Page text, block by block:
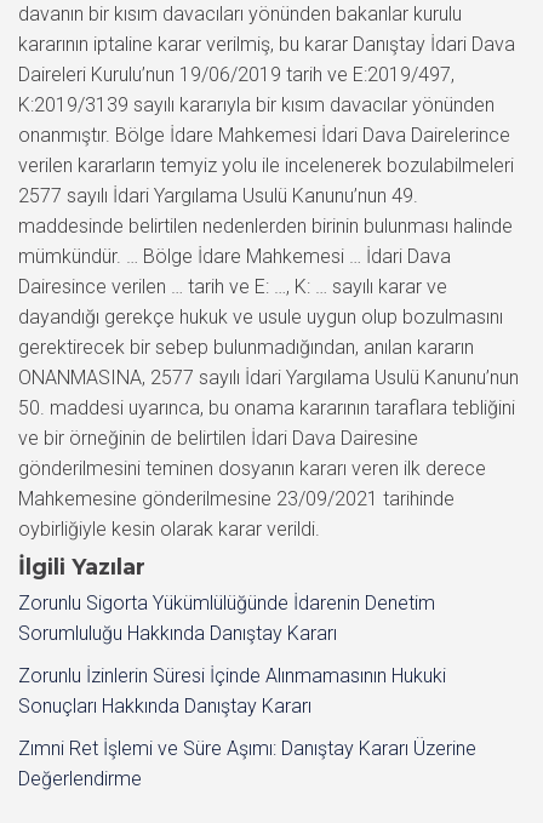
davanın bir kısım davacıları yönünden bakanlar kurulu
kararının iptaline karar verilmiş, bu karar Danıştay İdari Dava
Daireleri Kurulu’nun 19/06/2019 tarih ve E:2019/497,
K:2019/3139 sayılı kararıyla bir kısım davacılar yönünden
onanmıştır. Bölge İdare Mahkemesi İdari Dava Dairelerince
verilen kararların temyiz yolu ile incelenerek bozulabilmeleri
2577 sayılı İdari Yargılama Usulü Kanunu’nun 49.
maddesinde belirtilen nedenlerden birinin bulunması halinde
mümkündür. … Bölge İdare Mahkemesi … İdari Dava
Dairesince verilen … tarih ve E: …, K: … sayılı karar ve
dayandığı gerekçe hukuk ve usule uygun olup bozulmasını
gerektirecek bir sebep bulunmadığından, anılan kararın
ONANMASINA, 2577 sayılı İdari Yargılama Usulü Kanunu’nun
50. maddesi uyarınca, bu onama kararının taraflara tebliğini
ve bir örneğinin de belirtilen İdari Dava Dairesine
gönderilmesini teminen dosyanın kararı veren ilk derece
Mahkemesine gönderilmesine 23/09/2021 tarihinde
oybirliğiyle kesin olarak karar verildi.
İlgili Yazılar
Zorunlu Sigorta Yükümlülüğünde İdarenin Denetim
Sorumluluğu Hakkında Danıştay Kararı
Zorunlu İzinlerin Süresi İçinde Alınmamasının Hukuki
Sonuçları Hakkında Danıştay Kararı
Zımni Ret İşlemi ve Süre Aşımı: Danıştay Kararı Üzerine
Değerlendirme